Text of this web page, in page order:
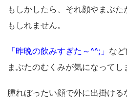
もしかしたら、それ顔やまぶ
もしれません。
「昨晩の飲みすぎた～^^;」 な
まぶたのむくみが気になってし
腫れぼったい顔で外に出掛け